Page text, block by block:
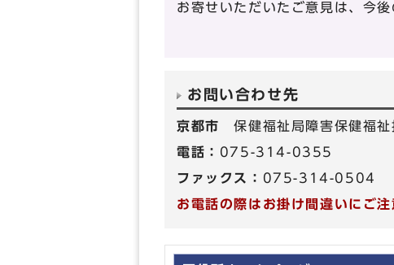
お寄せいただいたご意見は、今
お問い合わせ先
京都市保健福祉局障害保健福
電話： 075-314-0355
ファックス： 075-314-0504
お電話の際はお掛け間違いにご注